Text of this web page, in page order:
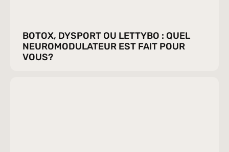
BOTOX, DYSPORT OU LETTYBO : QUEL
NEUROMODULATEUR EST FAIT POUR
VOUS?